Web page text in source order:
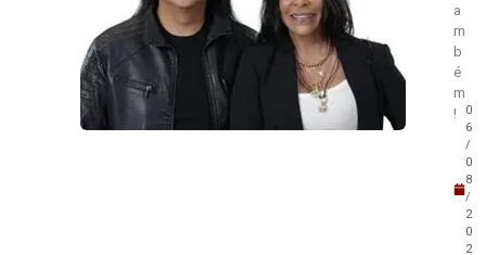
a
m
b
é
m
!
0
6
/
0
8
/
2
0
2